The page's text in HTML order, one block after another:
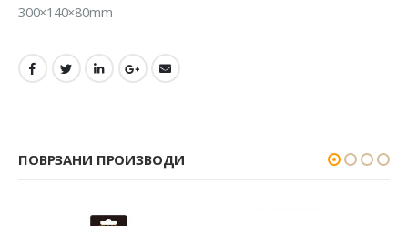
300×140×80mm
ПОВРЗАНИ ПРОИЗВОДИ